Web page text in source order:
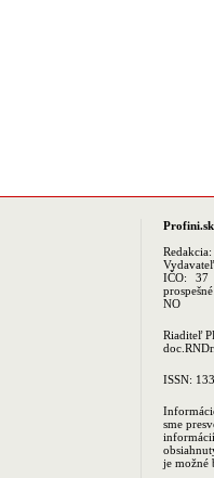
Profini.sk
Redakcia:
IČO: 37
NO
Riaditeľ
ISSN:
sme
je možné